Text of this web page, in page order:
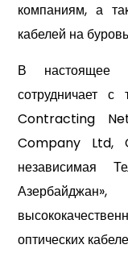
компаниям, а
кабелей на
В настоящее
сотрудничает
Contracting
Company Ltd,
независимая
оптических